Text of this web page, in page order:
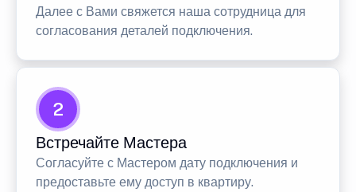
Далее с Вами свяжется наша сотрудница для
согласования деталей подключения.
2
Встречайте Мастера
Согласуйте с Мастером дату подключения и
предоставьте ему доступ в квартиру.